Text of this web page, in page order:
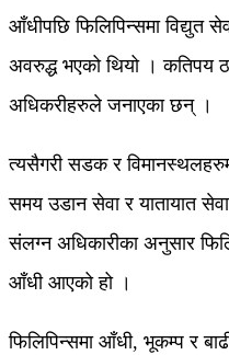
आँधीपछि फिलिपिन्समा विद्युत
अवरुद्ध भएको थियो । कतिपय
अधिकरीहरुले जनाएका छन् ।
त्यसैगरी सडक र
समय उडान सेवा र यातायात सेवा
संलग्न अधिकारीका अनुसार
आँधी आएको हो ।
फिलिपिन्समा आँधी, भूकम्प र